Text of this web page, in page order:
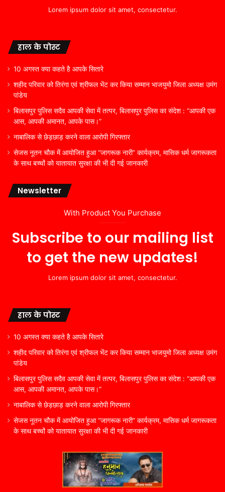
Lorem ipsum dolor sit amet, consectetur.
हाल के पोस्ट
10 अगस्त क्या कहते है आपके सितारे
शहीद परिवार को तिरंगा एवं श्रीफल भेंट कर किया सम्मान भाजयुमो जिला अध्यक्ष उमंग
पांडेय
बिलासपुर पुलिस सदैव आपकी सेवा में तत्पर, बिलासपुर पुलिस का संदेश : “आपकी एक
आस, आपकी अमानत, आपके पास।”
नाबालिक से छेड़छाड़ करने वाला आरोपी गिरफ्तार
सेजस नूतन चौक में आयोजित हुआ “जागरूक नारी” कार्यक्रम, मासिक धर्म जागरूकता
के साथ बच्चों को यातायात सुरक्षा की भी दी गई जानकारी
Newsletter
With Product You Purchase
Subscribe to our mailing list
to get the new updates!
Lorem ipsum dolor sit amet, consectetur.
हाल के पोस्ट
10 अगस्त क्या कहते है आपके सितारे
शहीद परिवार को तिरंगा एवं श्रीफल भेंट कर किया सम्मान भाजयुमो जिला अध्यक्ष उमंग
पांडेय
बिलासपुर पुलिस सदैव आपकी सेवा में तत्पर, बिलासपुर पुलिस का संदेश : “आपकी एक
आस, आपकी अमानत, आपके पास।”
नाबालिक से छेड़छाड़ करने वाला आरोपी गिरफ्तार
सेजस नूतन चौक में आयोजित हुआ “जागरूक नारी” कार्यक्रम, मासिक धर्म जागरूकता
के साथ बच्चों को यातायात सुरक्षा की भी दी गई जानकारी